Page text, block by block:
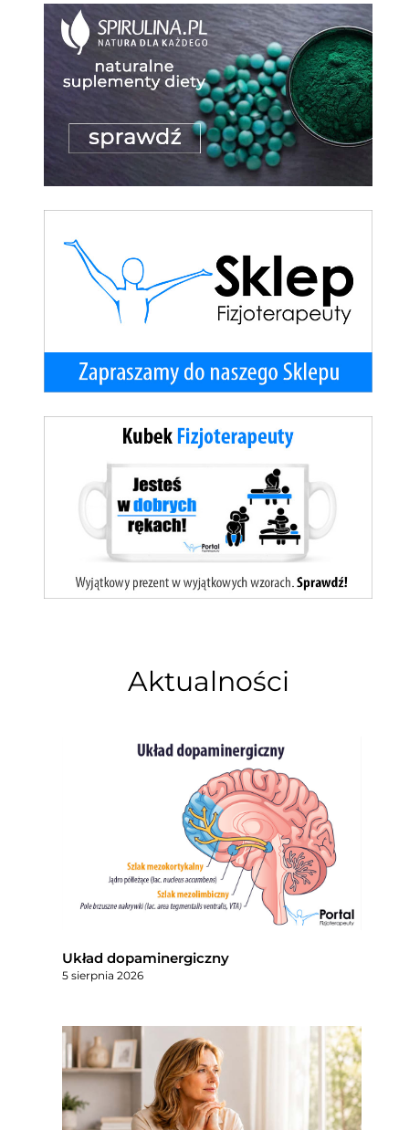
Aktualności
Układ dopaminergiczny
5 sierpnia 2026